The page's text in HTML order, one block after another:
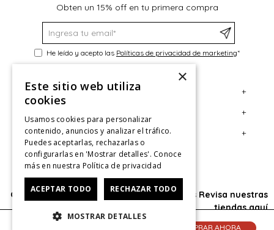
COMPRAR AHORA
Obten un 15% off en tu primera compra
He leído y acepto las Políticas de privacidad de marketing*
Servicio al Consumidor +
Centro de Ayuda
Contáctanos
Giftcard
Retiro en tienda
CyberMonday
+
Términos y Condiciones
Políticas de Despacho
Cambios, Retracto y Garantía
Política de Privacidad de Marketing
Cuenta +
Mi Cuenta
Sigue tu compra
¿Dónde viene mi compra?
Oficina: Av. Las Condes #11281 - Las Condes Revisa nuestras
tiendasaquí
© 2025 HushPuppies Kids derechos de autor
×
Este sitio web utiliza
cookies
Usamos cookies para personalizar
contenido, anuncios y analizar el tráfico.
Puedes aceptarlas, rechazarlas o
configurarlas en 'Mostrar detalles'. Conoce
más en nuestra Política de privacidad
ACEPTAR TODO RECHAZAR TODO
MOSTRAR DETALLES